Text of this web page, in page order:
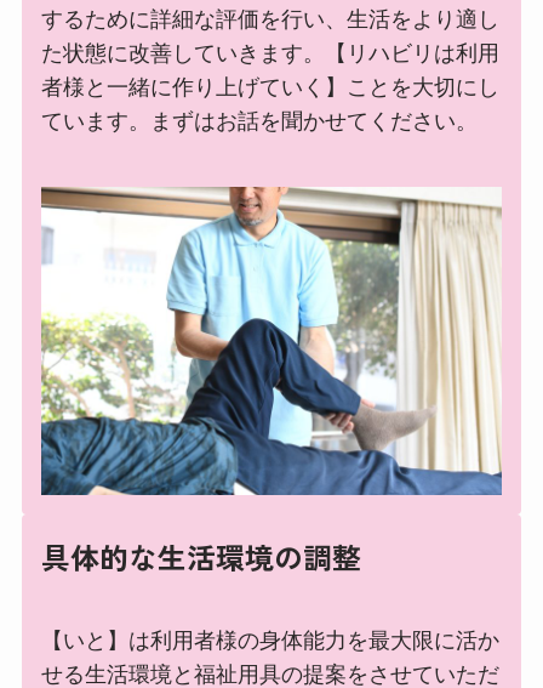
するために詳細な評価を行い、生活をより適し
た状態に改善していきます。【リハビリは利用
者様と一緒に作り上げていく】ことを大切にし
ています。まずはお話を聞かせてください。
具体的な生活環境の調整
【いと】は利用者様の身体能力を最大限に活か
せる生活環境と福祉用具の提案をさせていただ